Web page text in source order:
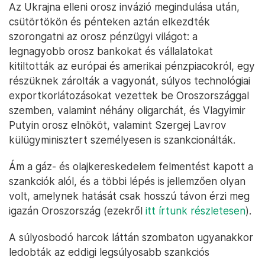
Az Ukrajna elleni orosz invázió megindulása után,
csütörtökön és pénteken aztán elkezdték
szorongatni az orosz pénzügyi világot: a
legnagyobb orosz bankokat és vállalatokat
kitiltották az európai és amerikai pénzpiacokról, egy
részüknek zárolták a vagyonát, súlyos technológiai
exportkorlátozásokat vezettek be Oroszországgal
szemben, valamint néhány oligarchát, és Vlagyimir
Putyin orosz elnököt, valamint Szergej Lavrov
külügyminisztert személyesen is szankcionálták.
Ám a gáz- és olajkereskedelem felmentést kapott a
szankciók alól, és a többi lépés is jellemzően olyan
volt, amelynek hatását csak hosszú távon érzi meg
igazán Oroszország (ezekről itt írtunk részletesen).
A súlyosbodó harcok láttán szombaton ugyanakkor
ledobták az eddigi legsúlyosabb szankciós